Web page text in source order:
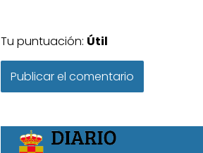
Tu puntuación: Útil